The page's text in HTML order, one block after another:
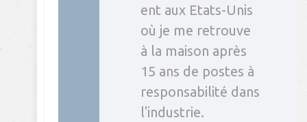
ent aux Etats-Unis
où je me retrouve
à la maison après
15 ans de postes à
responsabilité dans
l'industrie.